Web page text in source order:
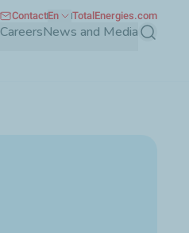
CareersNews and Media Search
ContactEn TotalEnergies.com